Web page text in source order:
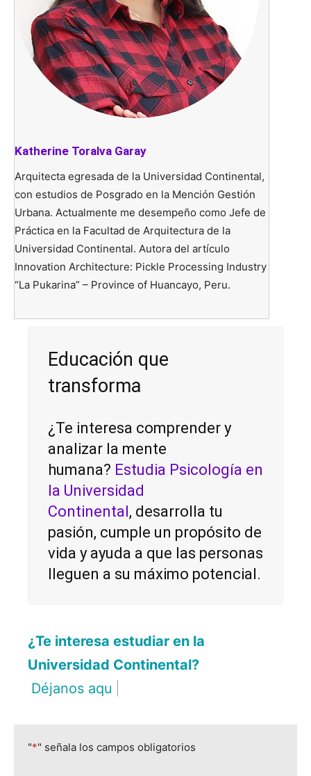
Katherine Toralva Garay
Arquitecta egresada de la Universidad Continental,
con estudios de Posgrado en la Mención Gestión
Urbana. Actualmente me desempeño como Jefe de
Práctica en la Facultad de Arquitectura de la
Universidad Continental. Autora del artículo
Innovation Architecture: Pickle Processing Industry
“La Pukarina” – Province of Huancayo, Peru.
Educación que
transforma
¿Te interesa comprender y
analizar la mente
humana? Estudia Psicología en
la Universidad
Continental, desarrolla tu
pasión, cumple un propósito de
vida y ayuda a que las personas
lleguen a su máximo potencial.
¿Te interesa estudiar en la
Universidad Continental?
Déjanos aquí tus dat
"*" señala los campos obligatorios